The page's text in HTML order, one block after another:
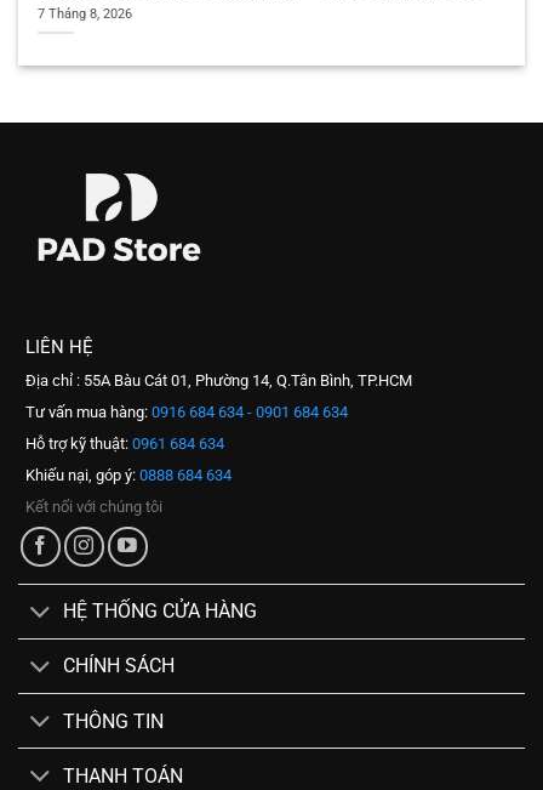
7 Tháng 8, 2026
LIÊN HỆ
Địa chỉ : 55A Bàu Cát 01, Phường 14, Q.Tân Bình, TP.HCM
Tư vấn mua hàng: 0916 684 634 - 0901 684 634
Hỗ trợ kỹ thuật: 0961 684 634
Khiếu nại, góp ý: 0888 684 634
Kết nối với chúng tôi
HỆ THỐNG CỬA HÀNG
CHÍNH SÁCH
THÔNG TIN
THANH TOÁN